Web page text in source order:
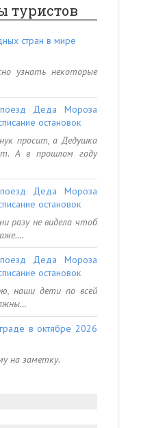
туристов
стран в мире
узнать некоторые
Деда Мороза
остановок
просит, а Дедушка
А в прошлом году
Деда Мороза
остановок
разу не видела чтоб
Деда Мороза
остановок
наши дети по всей
в октябре 2026
на заметку.